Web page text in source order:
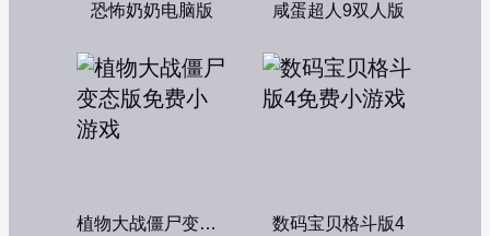
恐怖奶奶电脑版 咸蛋超人9双人版
植物大战僵尸变态版 数码宝贝格斗版4